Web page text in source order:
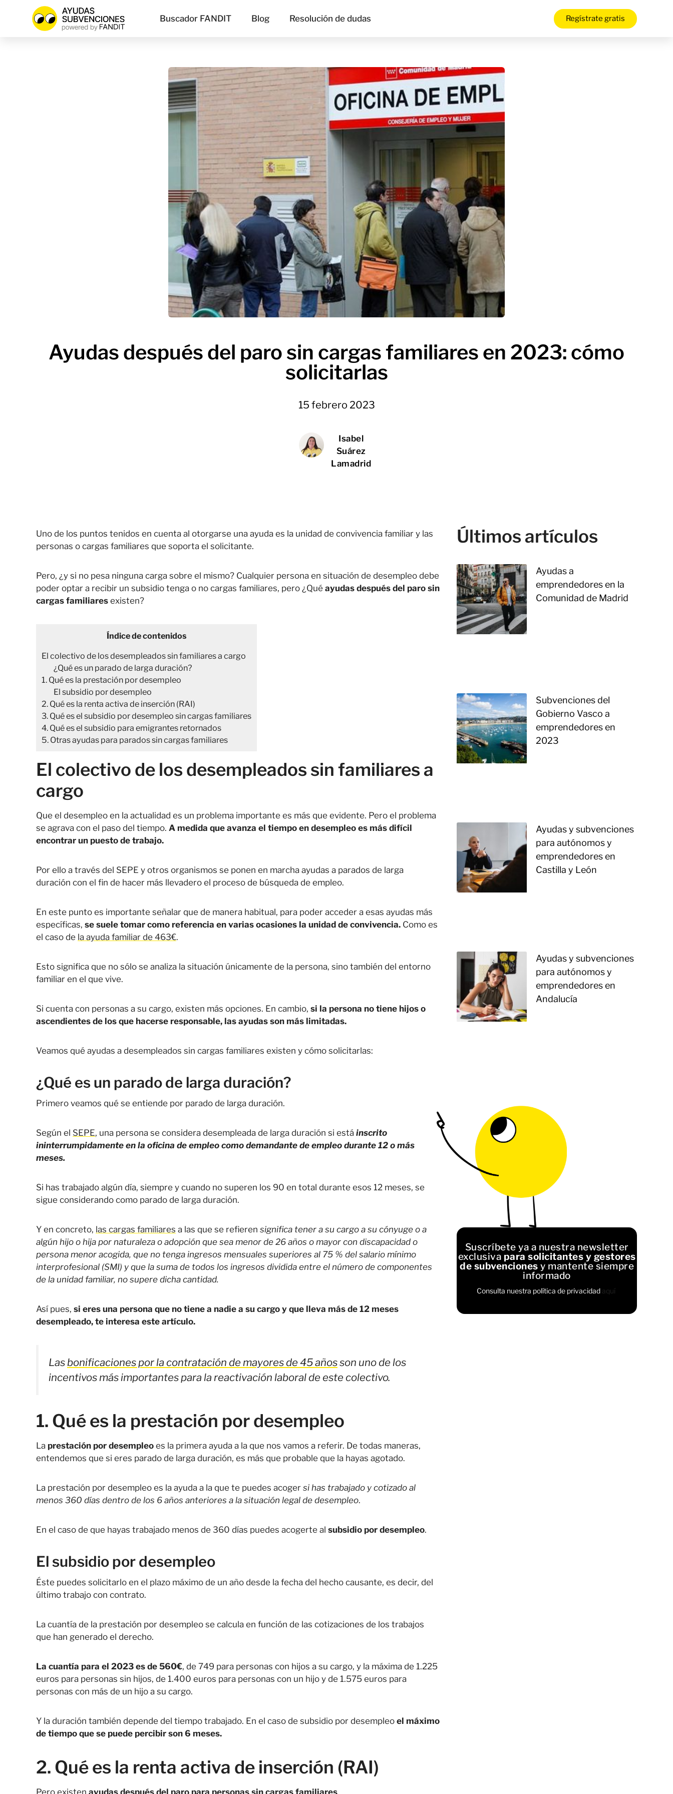
Buscador FANDIT Blog Resolución de dudas Regístrate gratis
Ayudas después del paro sin cargas familiares en 2023: cómo
solicitarlas
15 febrero 2023
Isabel
Suárez
Lamadrid
Uno de los puntos tenidos en cuenta al otorgarse una ayuda es la unidad de convivencia familiar y las
personas o cargas familiares que soporta el solicitante.
Pero, ¿y si no pesa ninguna carga sobre el mismo? Cualquier persona en situación de desempleo debe
poder optar a recibir un subsidio tenga o no cargas familiares, pero ¿Qué ayudas después del paro sin
cargas familiares existen?
Índice de contenidos
El colectivo de los desempleados sin familiares a cargo
¿Qué es un parado de larga duración?
1. Qué es la prestación por desempleo
El subsidio por desempleo
2. Qué es la renta activa de inserción (RAI)
3. Qué es el subsidio por desempleo sin cargas familiares
4. Qué es el subsidio para emigrantes retornados
5. Otras ayudas para parados sin cargas familiares
El colectivo de los desempleados sin familiares a
cargo
Que el desempleo en la actualidad es un problema importante es más que evidente. Pero el problema
se agrava con el paso del tiempo. A medida que avanza el tiempo en desempleo es más difícil
encontrar un puesto de trabajo.
Por ello a través del SEPE y otros organismos se ponen en marcha ayudas a parados de larga
duración con el fin de hacer más llevadero el proceso de búsqueda de empleo.
En este punto es importante señalar que de manera habitual, para poder acceder a esas ayudas más
específicas, se suele tomar como referencia en varias ocasiones la unidad de convivencia. Como es
el caso de la ayuda familiar de 463€.
Esto significa que no sólo se analiza la situación únicamente de la persona, sino también del entorno
familiar en el que vive.
Si cuenta con personas a su cargo, existen más opciones. En cambio, si la persona no tiene hijos o
ascendientes de los que hacerse responsable, las ayudas son más limitadas.
Veamos qué ayudas a desempleados sin cargas familiares existen y cómo solicitarlas:
¿Qué es un parado de larga duración?
Primero veamos qué se entiende por parado de larga duración.
Según el SEPE, una persona se considera desempleada de larga duración si está inscrito
ininterrumpidamente en la oficina de empleo como demandante de empleo durante 12 o más
meses.
Si has trabajado algún día, siempre y cuando no superen los 90 en total durante esos 12 meses, se
sigue considerando como parado de larga duración.
Y en concreto, las cargas familiares a las que se refieren significa tener a su cargo a su cónyuge o a
algún hijo o hija por naturaleza o adopción que sea menor de 26 años o mayor con discapacidad o
persona menor acogida, que no tenga ingresos mensuales superiores al 75 % del salario mínimo
interprofesional (SMI) y que la suma de todos los ingresos dividida entre el número de componentes
de la unidad familiar, no supere dicha cantidad.
Así pues, si eres una persona que no tiene a nadie a su cargo y que lleva más de 12 meses
desempleado, te interesa este artículo.
Las bonificaciones por la contratación de mayores de 45 añosson uno de los
incentivos más importantes para la reactivación laboral de este colectivo.
1. Qué es la prestación por desempleo
La prestación por desempleo es la primera ayuda a la que nos vamos a referir. De todas maneras,
entendemos que si eres parado de larga duración, es más que probable que la hayas agotado.
La prestación por desempleo es la ayuda a la que te puedes acoger si has trabajado y cotizado al
menos 360 días dentro de los 6 años anteriores a la situación legal de desempleo.
En el caso de que hayas trabajado menos de 360 días puedes acogerte al subsidio por desempleo.
El subsidio por desempleo
Éste puedes solicitarlo en el plazo máximo de un año desde la fecha del hecho causante, es decir, del
último trabajo con contrato.
La cuantía de la prestación por desempleo se calcula en función de las cotizaciones de los trabajos
que han generado el derecho.
La cuantía para el 2023 es de 560€, de 749 para personas con hijos a su cargo, y la máxima de 1.225
euros para personas sin hijos, de 1.400 euros para personas con un hijo y de 1.575 euros para
personas con más de un hijo a su cargo.
Y la duración también depende del tiempo trabajado. En el caso de subsidio por desempleo el máximo
de tiempo que se puede percibir son 6 meses.
2. Qué es la renta activa de inserción (RAI)
Pero existen ayudas después del paro para personas sin cargas familiares
Últimos artículos
Ayudas a
emprendedores en la
Comunidad de Madrid
Subvenciones del
Gobierno Vasco a
emprendedores en
2023
Ayudas y subvenciones
para autónomos y
emprendedores en
Castilla y León
Ayudas y subvenciones
para autónomos y
emprendedores en
Andalucía
Suscríbete ya a nuestra newsletter
exclusiva para solicitantes y gestores
de subvenciones y mantente siempre
informado
Consulta nuestra política de privacidad aquí